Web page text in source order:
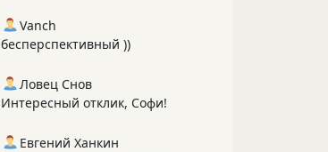
Vanch
бесперспективный ))
Ловец Снов
Интересный отклик, Софи!
Евгений Ханкин